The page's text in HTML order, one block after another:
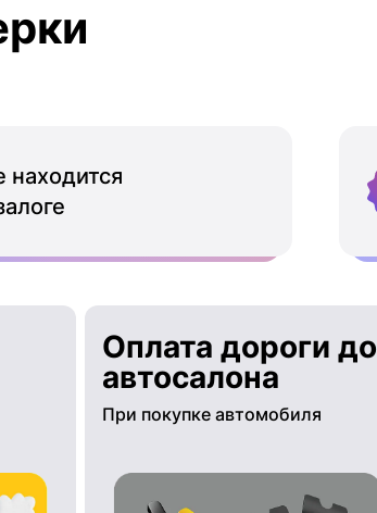
находится
Оплата дороги до
автосалона
При покупке автомобиля